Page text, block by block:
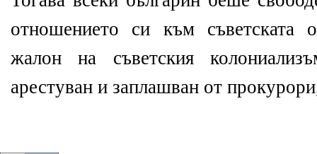
отношението си към съветската
жалон на съветския
арестуван и заплашван от